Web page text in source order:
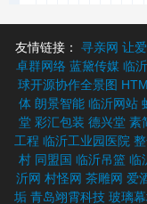
友情链接： 寻亲网 让
卓群网络 蓝黛传媒 临
球开源协作全景图
体 朗景智能 临沂网站
堂 彩汇包装 德兴堂 素
工程 临沂工业园医院
村 同盟国 临沂吊篮 临
沂网 村怪网 茶雕网 爱
垢 青岛翊霄科技 玻璃